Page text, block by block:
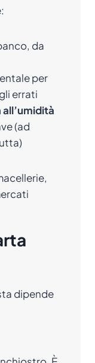
da
per
errati
(ad
dipende